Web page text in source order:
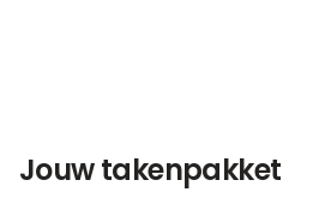
Jouw takenpakket